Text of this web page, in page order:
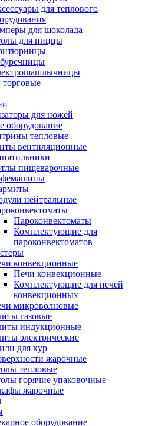
для теплового
для шоколада
для пиццы
торговые
для ножей
оборудование
тепловые
вентиляционные
пищеварочные
нейтральные
Пароконвектоматы
Комплектующие для
пароконвектоматов
конвекционные
Печи конвекционные
Комплектующие для печей
конвекционных
микроволновые
газовые
индукционные
электрические
для кур
жарочные
тепловые
горячие упаковочные
жарочные
оборудование